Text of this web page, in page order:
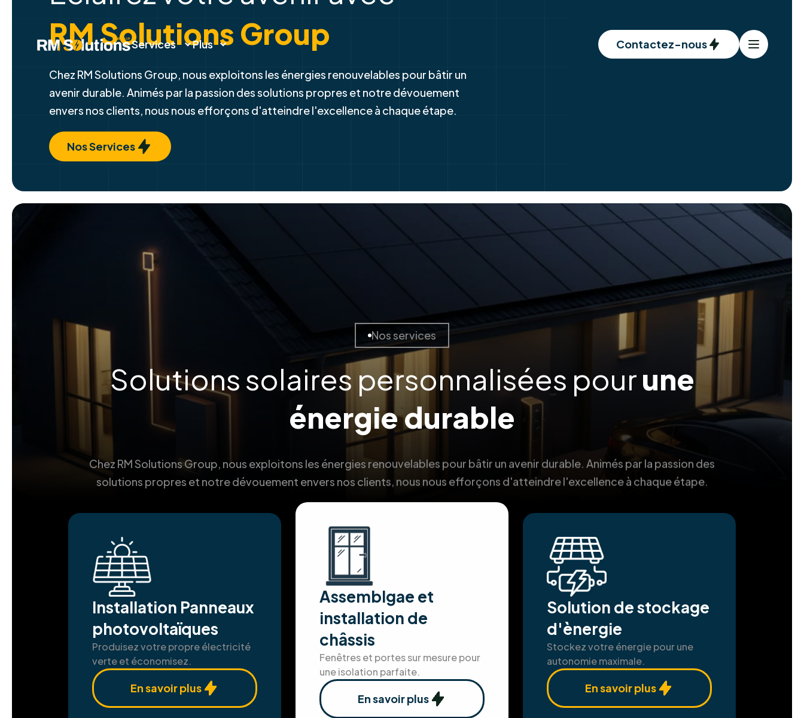
Services Plus Contactez-nous
-
Éclairez votre avenir avec
RM Solutions Group
Chez RM Solutions Group, nous exploitons les énergies renouvelables pour bâtir un
avenir durable. Animés par la passion des solutions propres et notre dévouement
envers nos clients, nous nous efforçons d'atteindre l'excellence à chaque étape.
Nos services
Solutions solaires personnalisées pour
une
énergie durable
Chez RM Solutions Group, nous exploitons les énergies renouvelables pour bâtir un avenir durable. Animés par la passion des
solutions propres et notre dévouement envers nos clients, nous nous efforçons d'atteindre l'excellence à chaque étape.
Installation Panneaux
photovoltaïques
Produisez votre propre électricité
verte et économisez.
Assemblgae et
installation de
châssis
Fenêtres et portes sur mesure pour
une isolation parfaite.
Solution de stockage
d'ènergie
Stockez votre énergie pour une
autonomie maximale.